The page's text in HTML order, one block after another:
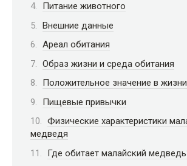
Питание животного
Внешние данные
Ареал обитания
Образ жизни и среда обитания
Положительное значение в
Пищевые привычки
Физические характеристики
медведя
Где обитает малайский